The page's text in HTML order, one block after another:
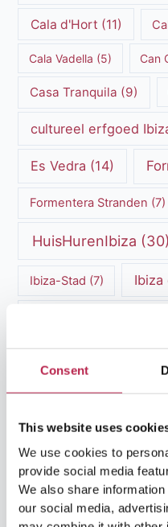
Consent
This website uses
We use cookies to
provide social media
We also share
our social media,
Cala d'Hort (11)
Cala Vadella (5) Can
Casa Tranquila (9)
cultureel erfgoed
Es Vedra (14)
Formentera Stranden (7)
HuisHurenIbiza (30)
Ibiza-Stad (7)
Ibiza Reisgids(5)
ibiza vakantie(14)
Ibiza Villa Verhuur (6)
Luxe villa's Ibiza